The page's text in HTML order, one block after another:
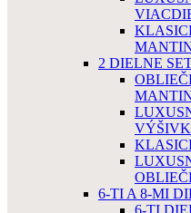
2 DIELNE
6-TI A 8-MI